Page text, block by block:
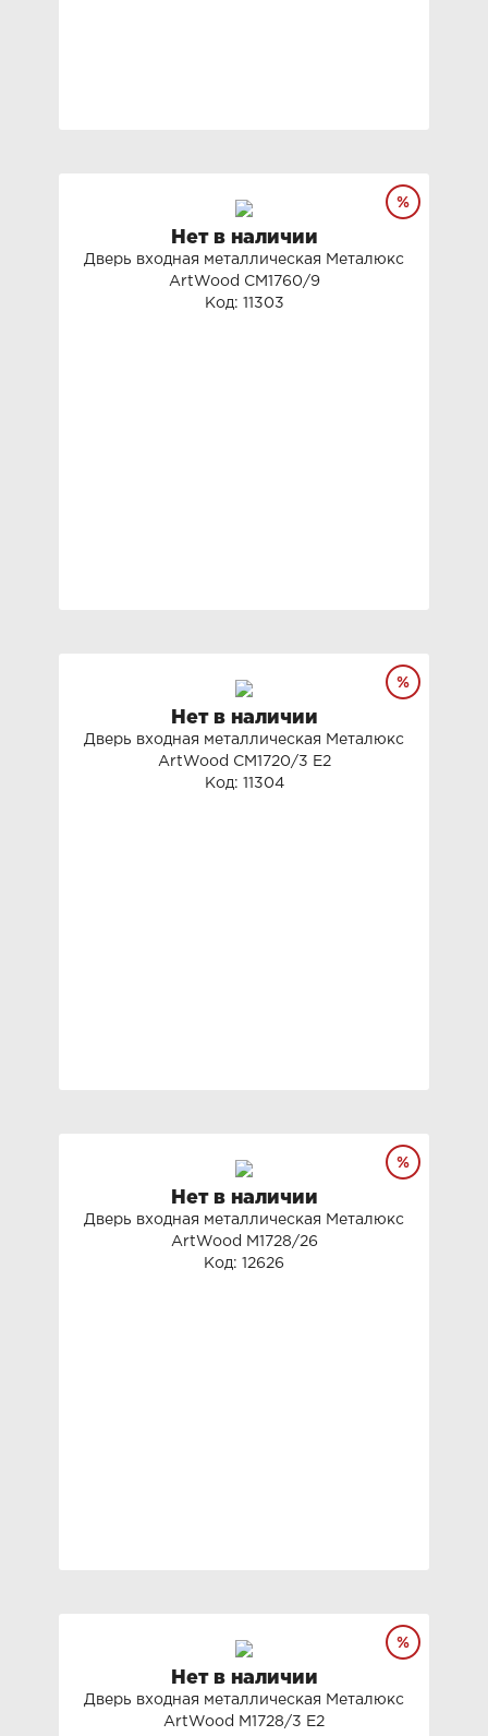
Нет в наличии
Дверь входная металлическая Металюкс
ArtWood СМ1760/9
Код: 11303
Нет в наличии
Дверь входная металлическая Металюкс
ArtWood СМ1720/3 E2
Код: 11304
Нет в наличии
Дверь входная металлическая Металюкс
ArtWood М1728/26
Код: 12626
Нет в наличии
Дверь входная металлическая Металюкс
ArtWood М1728/3 Е2